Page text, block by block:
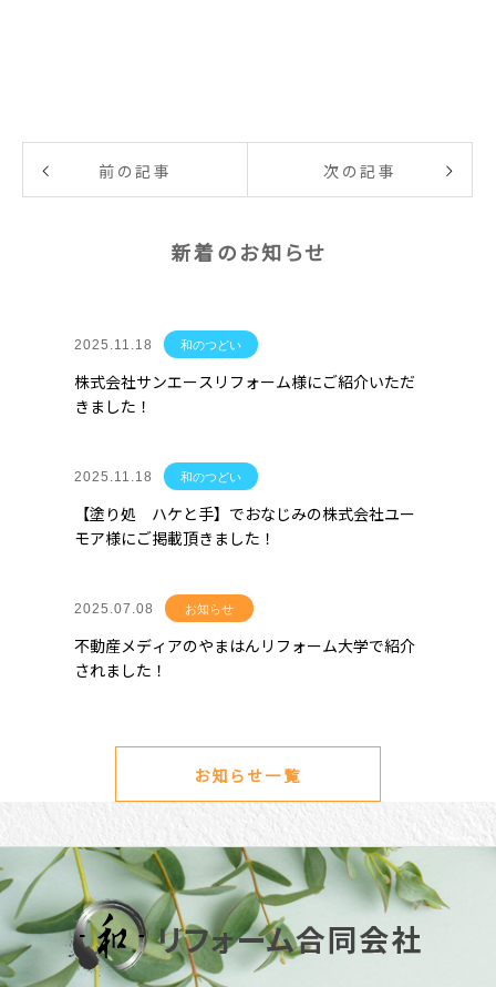
前の記事 次の記事
新着のお知らせ
2025.11.18 和のつどい
株式会社サンエースリフォーム様にご紹介いただ
きました！
2025.11.18 和のつどい
【塗り処 ハケと手】でおなじみの株式会社ユー
モア様にご掲載頂きました！
2025.07.08 お知らせ
不動産メディアのやまはんリフォーム大学で紹介
されました！
お知らせ一覧